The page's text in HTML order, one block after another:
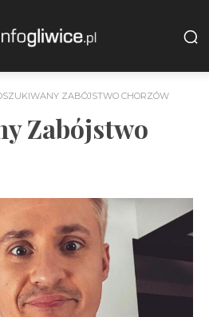
ZABÓJSTWO CHORZÓW
Zabójstwo